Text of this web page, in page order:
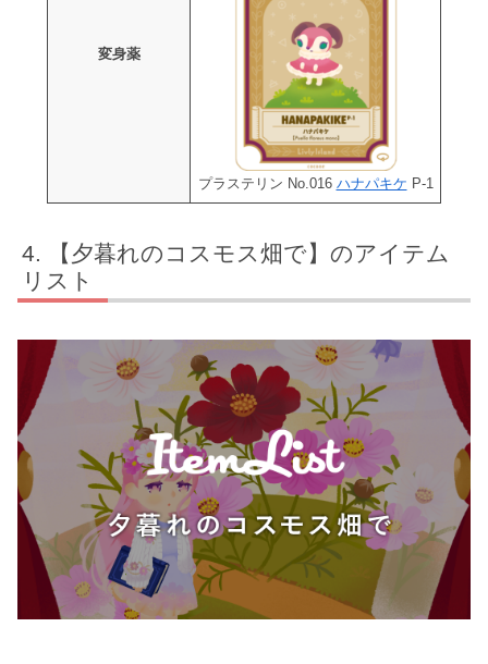
変身薬
プラステリン No.016 ハナパキケ P-1
【夕暮れのコスモス畑で】のアイテム
リスト